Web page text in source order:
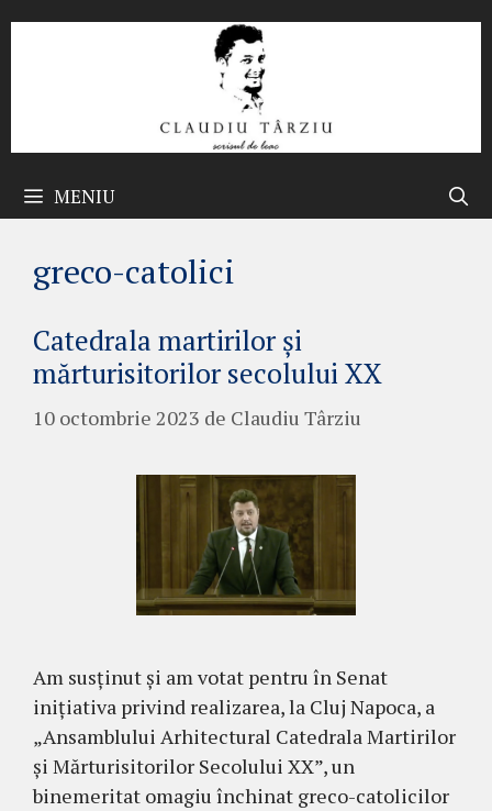
MENIU
greco-catolici
Catedrala martirilor și
mărturisitorilor secolului XX
10 octombrie 2023 de Claudiu Târziu
Am susținut și am votat pentru în Senat
inițiativa privind realizarea, la Cluj Napoca, a
„Ansamblului Arhitectural Catedrala Martirilor
și Mărturisitorilor Secolului XX”, un
binemeritat omagiu închinat greco-catolicilor